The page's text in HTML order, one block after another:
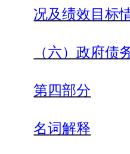
况及绩效目标
（六）政府债
第四部分
名词解释